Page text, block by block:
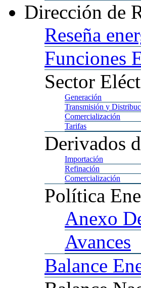
Dirección de
Reseña
Funciones
Sector
Generación
Transmisión y
Comercialización
Tarifas
Derivados
Importación
Refinación
Comercialización
Política
Anexo
Avances
Balance